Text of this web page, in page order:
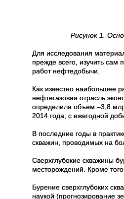
Рисунок 1.
Для исследования
прежде всего, изучить
работ нефтедобычи.
Как известно наибольшее
нефтегазовая отрасль
определила объем –3,8
2014 года, с ежегодной
В последние годы в
скважин, проводимых на
Сверхглубокие скважины
месторождений. Кроме
Бурение сверхглубоких
наукой (прогнозирование